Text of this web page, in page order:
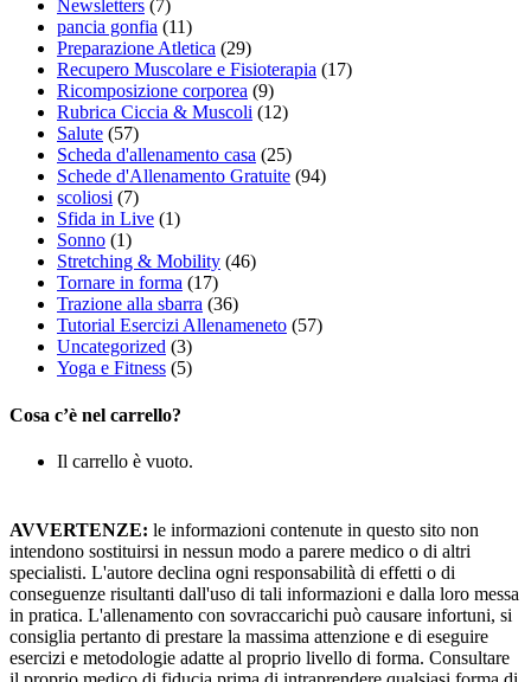
Newsletters (7)
pancia gonfia (11)
Preparazione Atletica (29)
Recupero Muscolare e Fisioterapia (17)
Ricomposizione corporea (9)
Rubrica Ciccia & Muscoli (12)
Salute (57)
Scheda d'allenamento casa (25)
Schede d'Allenamento Gratuite (94)
scoliosi (7)
Sfida in Live (1)
Sonno (1)
Stretching & Mobility (46)
Tornare in forma (17)
Trazione alla sbarra (36)
Tutorial Esercizi Allenameneto (57)
Uncategorized (3)
Yoga e Fitness (5)
Cosa c’è nel carrello?
Il carrello è vuoto.
AVVERTENZE: le informazioni contenute in questo sito non
intendono sostituirsi in nessun modo a parere medico o di altri
specialisti. L'autore declina ogni responsabilità di effetti o di
conseguenze risultanti dall'uso di tali informazioni e dalla loro messa
in pratica. L'allenamento con sovraccarichi può causare infortuni, si
consiglia pertanto di prestare la massima attenzione e di eseguire
esercizi e metodologie adatte al proprio livello di forma. Consultare